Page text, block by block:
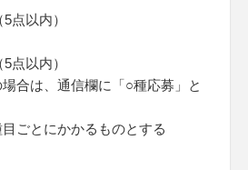
点以内）
点以内）
合は、通信欄に「○種応募」と
ごとにかかるものとする